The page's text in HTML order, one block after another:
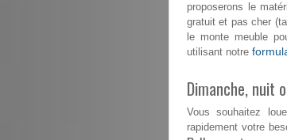
proposerons le
gratuit et pas cher
le monte meuble
utilisant notre
Dimanche, nuit
Vous souhaitez
rapidement votre